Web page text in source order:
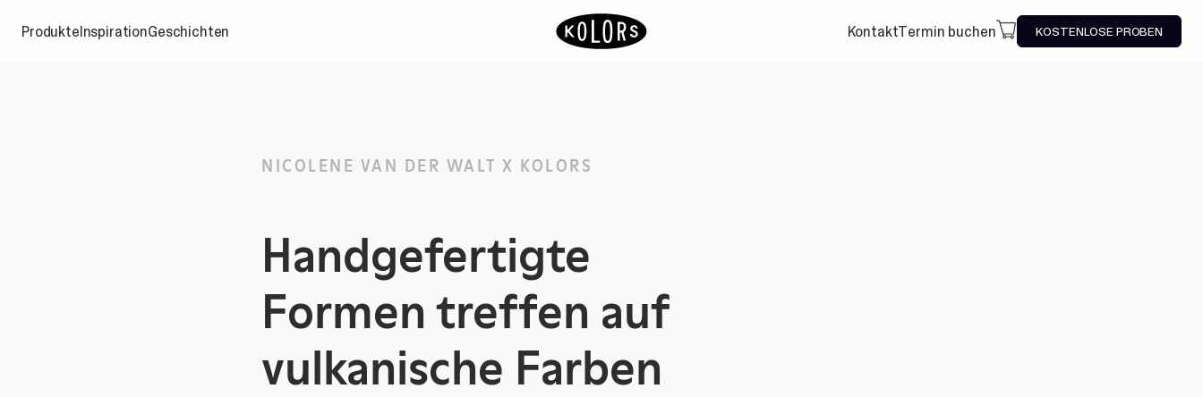
ProdukteInspirationGeschichten KontaktTermin buchen KOSTENLOSE PROBEN
NICOLENE VAN DER WALT X KOLORS
Handgefertigte
Formen treffen auf
vulkanische Farben